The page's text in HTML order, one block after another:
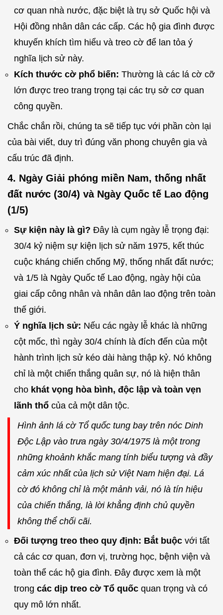
cơ quan nhà nước, đặc biệt là trụ sở Quốc hội và
Hội đồng nhân dân các cấp. Các hộ gia đình được
khuyến khích tìm hiểu và treo cờ để lan tỏa ý
nghĩa lịch sử này.
Kích thước cờ phổ biến: Thường là các lá cờ cỡ
lớn được treo trang trọng tại các trụ sở cơ quan
công quyền.
Chắc chắn rồi, chúng ta sẽ tiếp tục với phần còn lại
của bài viết, duy trì đúng văn phong chuyên gia và
cấu trúc đã định.
4. Ngày Giải phóng miền Nam, thống nhất
đất nước (30/4) và Ngày Quốc tế Lao động
(1/5)
Sự kiện này là gì? Đây là cụm ngày lễ trọng đại:
30/4 kỷ niệm sự kiện lịch sử năm 1975, kết thúc
cuộc kháng chiến chống Mỹ, thống nhất đất nước;
và 1/5 là Ngày Quốc tế Lao động, ngày hội của
giai cấp công nhân và nhân dân lao động trên toàn
thế giới.
Ý nghĩa lịch sử: Nếu các ngày lễ khác là những
cột mốc, thì ngày 30/4 chính là đích đến của một
hành trình lịch sử kéo dài hàng thập kỷ. Nó không
chỉ là một chiến thắng quân sự, nó là hiện thân
cho khát vọng hòa bình, độc lập và toàn vẹn
lãnh thổcủa cả một dân tộc.
Hình ảnh lá cờ Tổ quốc tung bay trên nóc Dinh
Độc Lập vào trưa ngày 30/4/1975 là một trong
những khoảnh khắc mang tính biểu tượng và đầy
cảm xúc nhất của lịch sử Việt Nam hiện đại. Lá
cờ đó không chỉ là một mảnh vải, nó là tín hiệu
của chiến thắng, là lời khẳng định chủ quyền
không thể chối cãi.
Đối tượng treo theo quy định: Bắt buộcvới tất
cả các cơ quan, đơn vị, trường học, bệnh viện và
toàn thể các hộ gia đình. Đây được xem là một
trong các dịp treo cờ Tổ quốcquan trọng và có
quy mô lớn nhất.